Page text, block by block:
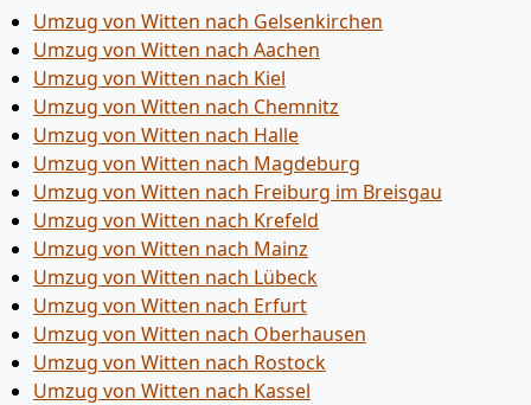
Umzug von Witten nach Gelsenkirchen
Umzug von Witten nach Aachen
Umzug von Witten nach Kiel
Umzug von Witten nach Chemnitz
Umzug von Witten nach Halle
Umzug von Witten nach Magdeburg
Umzug von Witten nach Freiburg im Breisgau
Umzug von Witten nach Krefeld
Umzug von Witten nach Mainz
Umzug von Witten nach Lübeck
Umzug von Witten nach Erfurt
Umzug von Witten nach Oberhausen
Umzug von Witten nach Rostock
Umzug von Witten nach Kassel